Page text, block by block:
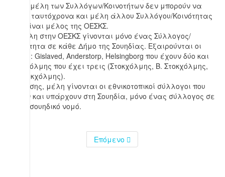
6. Τα μέλη των Συλλόγων/Κοινοτήτων δεν μπορούν να
είναι ταυτόχρονα και μέλη άλλου Συλλόγου/Κοινότητας
που είναι μέλος της ΟΕΣΚΣ.
7. Μέλη στην ΟΕΣΚΣ γίνονται μόνο ένας Σύλλογος/
Κοινότητα σε κάθε Δήμο της Σουηδίας. Εξαιρούνται οι
Δήμοι: Gislaved, Anderstorp, Helsingborg που έχουν δύο και
Στοκχόλμης που έχει τρεις (Στοκχόλμης, Β. Στοκχόλμης,
Ν. Στοκχόλμης).
8. Επίσης, μέλη γίνονται οι εθνικοτοπικοί σύλλογοι που
δρούν και υπάρχουν στη Σουηδία, μόνο ένας σύλλογος σε
κάθε σουηδικό νομό.
Επόμενο